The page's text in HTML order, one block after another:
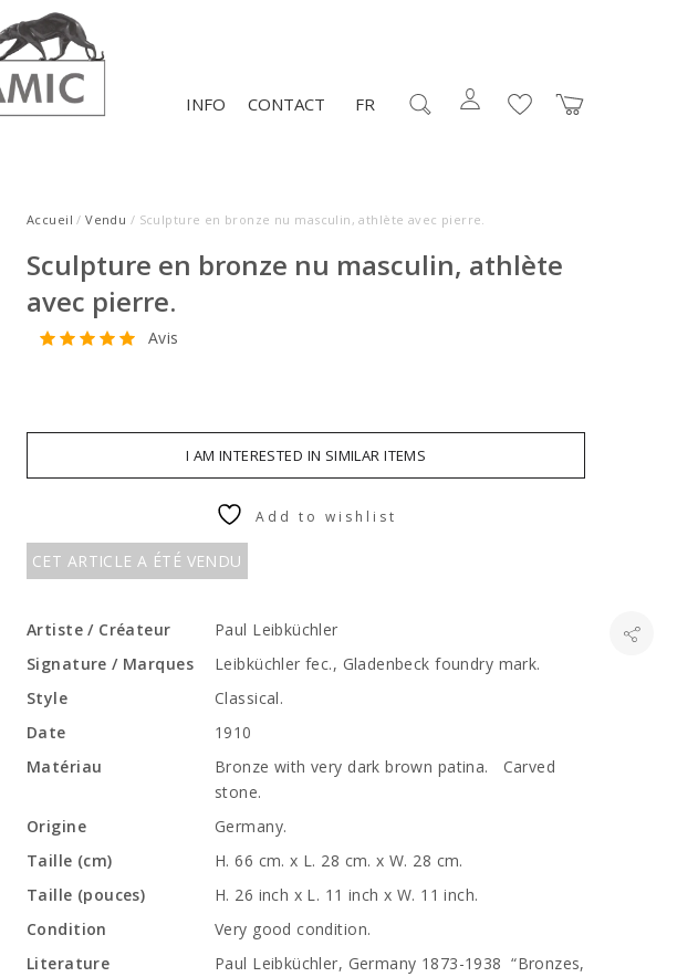
CONTACT
INFO FR
Accueil /Vendu / Sculpture en bronze nu masculin, athlète avec pierre.
Sculpture en bronze nu masculin, athlète
avec pierre.
Avis
I AM INTERESTED IN SIMILAR ITEMS
CET ARTICLE A ÉTÉ VENDU
Add to wishlist
Artiste / Créateur
Paul Leibküchler
Signature / Marques
Leibküchler fec., Gladenbeck foundry mark.
Style
Classical.
Date
1910
Matériau
Bronze with very dark brown patina. Carved
stone.
Origine
Germany.
Taille (cm)
H. 66 cm. x L. 28 cm. x W. 28 cm.
Taille (pouces)
H. 26 inch x L. 11 inch x W. 11 inch.
Condition
Very good condition.
Literature
Paul Leibküchler, Germany 1873-1938 “Bronzes,